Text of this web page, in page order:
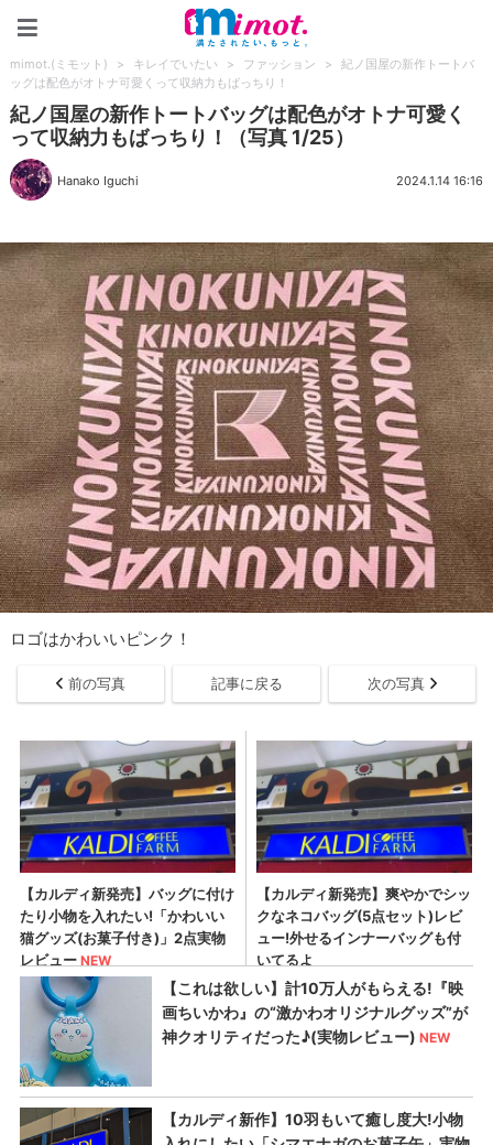
mimot.(ミモット) > キレイでいたい > ファッション >
紀ノ国屋の新作トートバ
ッグは配色がオトナ可愛くって収納力もばっちり！
紀ノ国屋の新作トートバッグは配色がオトナ可愛く
って収納力もばっちり！（写真 1/25）
Hanako Iguchi 2024.1.14 16:16
ロゴはかわいいピンク！
前の写真 記事に戻る 次の写真